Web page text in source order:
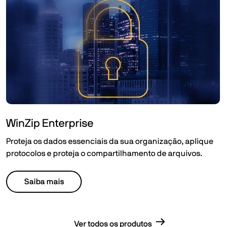
WinZip Enterprise
Proteja os dados essenciais da sua organização, aplique
protocolos e proteja o compartilhamento de arquivos.​
Saiba mais
Ver todos os produtos